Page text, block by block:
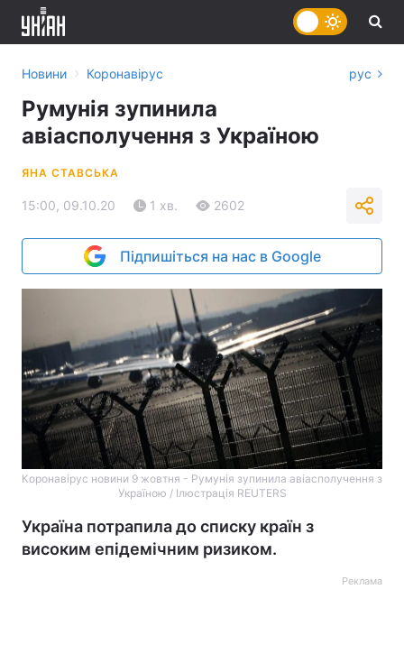
Новини › Коронавірус рус
Румунія зупинила
авіасполучення з Україною
ЯНА СТАВСЬКА
15:00, 09.10.20 1 хв. 2602
Підпишіться на нас в Google
Коронавірус новини 9 жовтня - Румунія зупинила авіасполучення з
Україною / Ілюстрація REUTERS
Україна потрапила до списку країн з
високим епідемічним ризиком.
Реклама